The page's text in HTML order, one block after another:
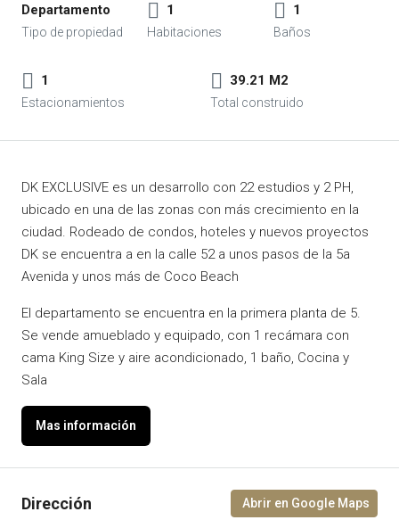
Departamento 1 1
1 39.21 M2
DK EXCLUSIVE es un desarrollo con 22 estudios y 2 PH,
ubicado en una de las zonas con más crecimiento en la
ciudad. Rodeado de condos, hoteles y nuevos proyectos
DK se encuentra a en la calle 52 a unos pasos de la 5a
Avenida y unos más de Coco Beach
El departamento se encuentra en la primera planta de 5.
Se vende amueblado y equipado, con 1 recámara con
cama King Size y aire acondicionado, 1 baño, Cocina y
Sala